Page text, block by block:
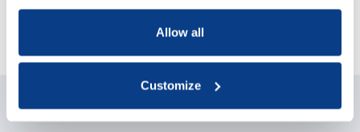
process your information.
Allow all
Customize
Gussinklo, bestuurslid van NOBCO, via
info@nobco.nl